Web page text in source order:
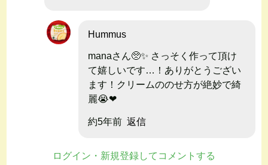
Hummus
manaさん🥺✨ さっそく作って頂け
て嬉しいです…！ありがとうござい
ます！クリームののせ方が絶妙で綺
麗😭❤︎
約5年前 返信
ログイン・新規登録してコメントする